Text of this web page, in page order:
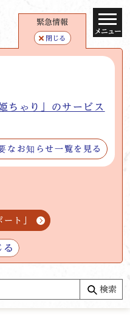
緊急情報
閉じる
ちゃり」のサービス
なお知らせ一覧を見る
ト」
る
検索
メニュー